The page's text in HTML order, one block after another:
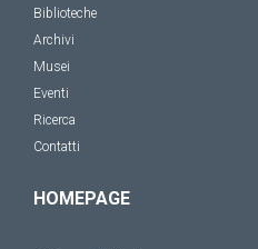
Biblioteche
Archivi
Musei
Eventi
Ricerca
Contatti
HOMEPAGE